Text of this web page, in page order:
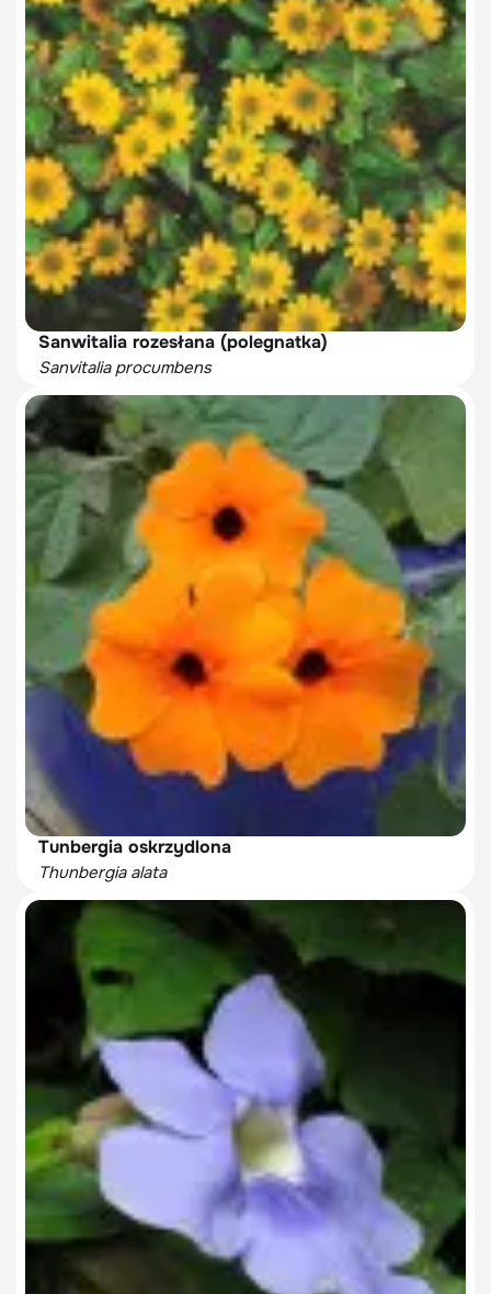
Sanwitalia rozesłana (polegnatka)
Sanvitalia procumbens
Tunbergia oskrzydlona
Thunbergia alata